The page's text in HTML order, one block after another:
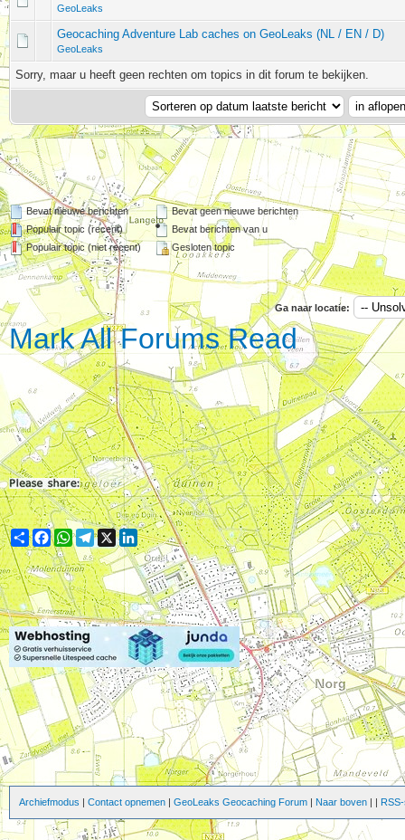
GeoLeaks
Geocaching Adventure Lab caches on GeoLeaks (NL / EN / D)
GeoLeaks
Sorry, maar u heeft geen rechten om topics in dit forum te bekijken.
Bevat nieuwe berichten
Populair topic (recent)
Populair topic (niet recent)
Bevat geen nieuwe berichten
Bevat berichten van u
Gesloten topic
Ga naar locatie:
Mark All Forums Read
ShareFacebook
WhatsApp
Telegram
X LinkedIn
Archiefmodus Contact opnemen GeoLeaks Geocaching Forum Naar boven